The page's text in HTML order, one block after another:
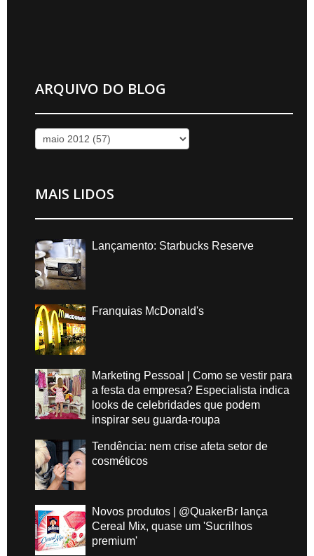
ARQUIVO DO BLOG
MAIS LIDOS
Lançamento: Starbucks Reserve
Franquias McDonald's
Marketing Pessoal | Como se vestir para
a festa da empresa? Especialista indica
looks de celebridades que podem
inspirar seu guarda-roupa
Tendência: nem crise afeta setor de
cosméticos
Novos produtos | @QuakerBr lança
Cereal Mix, quase um 'Sucrilhos
premium'